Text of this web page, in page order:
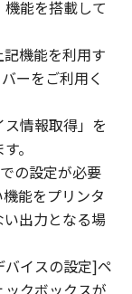
or
otherwise
you shall
any
any
property
能を搭載して
機能を利用す
ーをご利用く
情報取得」を
。
の設定が必要
能をプリンタ
出力となる場
イスの設定]ペ
クボックスが